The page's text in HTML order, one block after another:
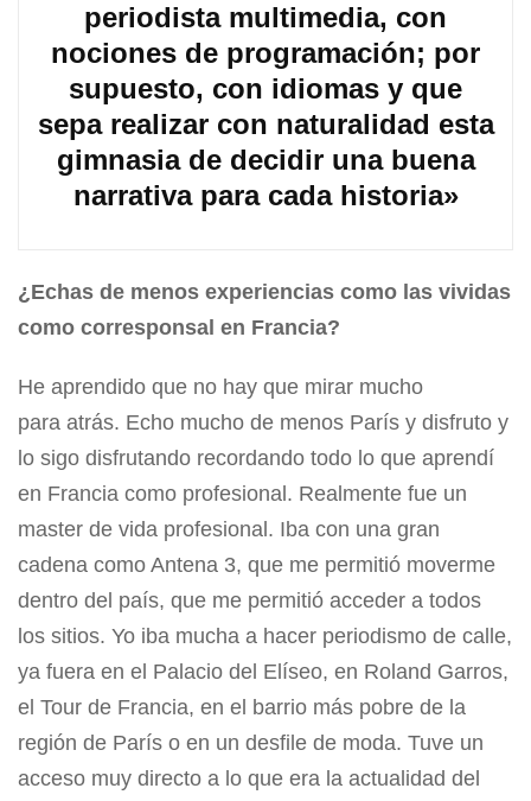
periodista multimedia, con
nociones de programación; por
supuesto, con idiomas y que
sepa realizar con naturalidad esta
gimnasia de decidir una buena
narrativa para cada historia»
¿Echas de menos experiencias como las vividas
como corresponsal en Francia?
He aprendido que no hay que mirar mucho
para atrás. Echo mucho de menos París y disfruto y
lo sigo disfrutando recordando todo lo que aprendí
en Francia como profesional. Realmente fue un
master de vida profesional. Iba con una gran
cadena como Antena 3, que me permitió moverme
dentro del país, que me permitió acceder a todos
los sitios. Yo iba mucha a hacer periodismo de calle,
ya fuera en el Palacio del Elíseo, en Roland Garros,
el Tour de Francia, en el barrio más pobre de la
región de París o en un desfile de moda. Tuve un
acceso muy directo a lo que era la actualidad del